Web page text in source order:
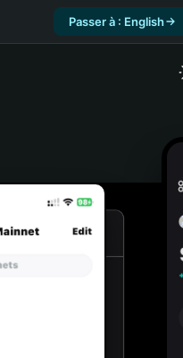
Passer à : English